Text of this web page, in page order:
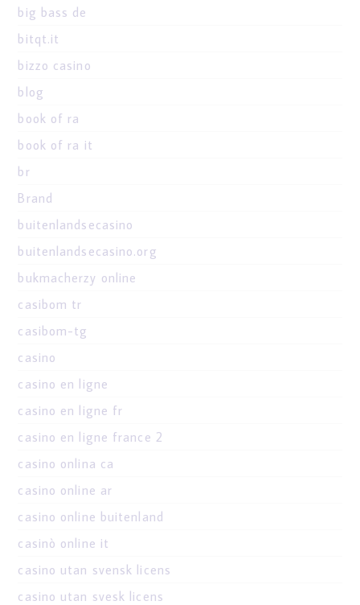
big bass de
bitqt.it
bizzo casino
blog
book of ra
book of ra it
br
Brand
buitenlandsecasino
buitenlandsecasino.org
bukmacherzy online
casibom tr
casibom-tg
casino
casino en ligne
casino en ligne fr
casino en ligne france 2
casino onlina ca
casino online ar
casino online buitenland
casinò online it
casino utan svensk licens
casino utan svesk licens